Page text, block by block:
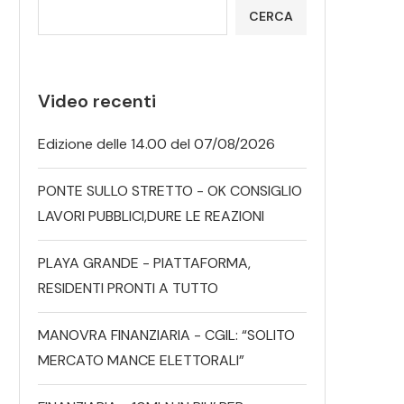
CERCA
Video recenti
Edizione delle 14.00 del 07/08/2026
PONTE SULLO STRETTO - OK CONSIGLIO
LAVORI PUBBLICI,DURE LE REAZIONI
PLAYA GRANDE - PIATTAFORMA,
RESIDENTI PRONTI A TUTTO
MANOVRA FINANZIARIA - CGIL: “SOLITO
MERCATO MANCE ELETTORALI”